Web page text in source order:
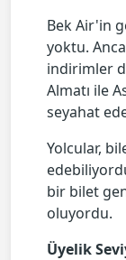
Bek Air'in
yoktu.
indirimler
Almatı ile
seyahat
Yolcular,
bir bilet
oluyordu.
Üyelik